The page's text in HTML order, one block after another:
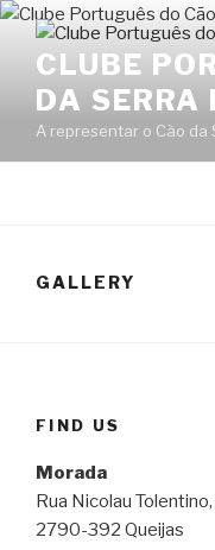
Skip
contentCLUBE
DA SERRA
A representar o Cão da
GALLERY
FIND US
Morada
Rua Nicolau Tolentino,
2790-392 Queijas